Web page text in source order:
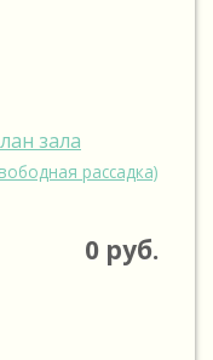
зала
рассадка)
0 руб.